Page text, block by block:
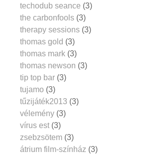
techodub seance (3)
the carbonfools (3)
therapy sessions (3)
thomas gold (3)
thomas mark (3)
thomas newson (3)
tip top bar (3)
tujamo (3)
tűzijáték2013 (3)
vélemény (3)
vírus est (3)
zsebzsötem (3)
átrium film-színház (3)